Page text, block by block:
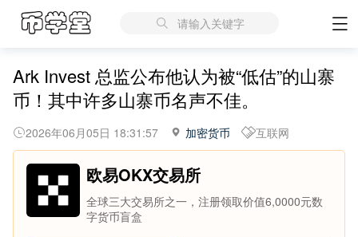
请输入关键字
Ark Invest 总监公布他认为被“低估”的山寨
币！其中许多山寨币名声不佳。
2026年06月05日 18:31:57 加密货币 互联网
欧易OKX交易所
全球三大交易所之一，注册领取价值6,0000元数
字货币盲盒